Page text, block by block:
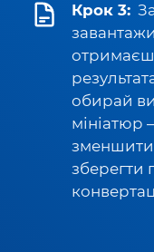
Крок 3:
отримаєш
обирай
зменшити
зберегти